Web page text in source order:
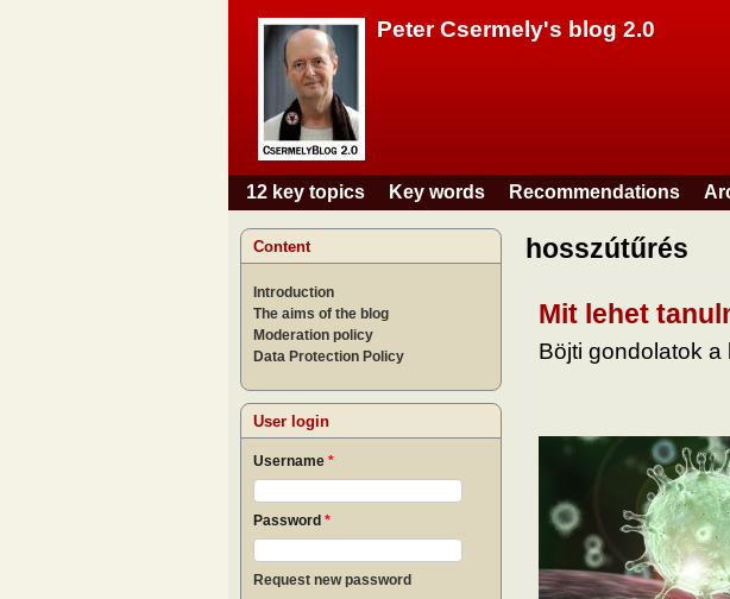
Peter Csermely's blog 2.0
Main menu
12 key topics Key words Recommendations
hosszútűrés
Mit lehet
Böjti gondolatok a
Content
Introduction
The aims of the blog
Moderation policy
Data Protection Policy
User login
Username *
Password *
Request new password